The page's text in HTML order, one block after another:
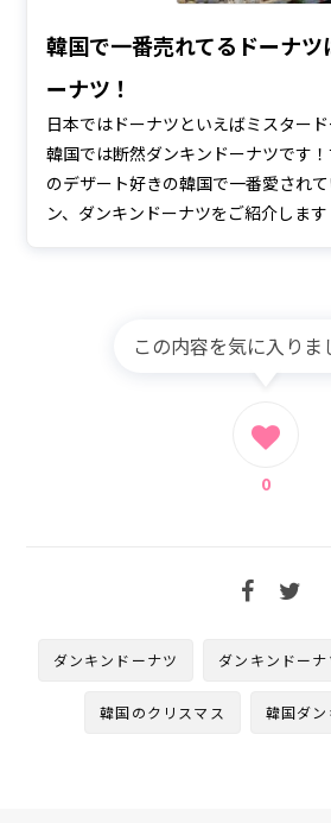
韓国で一番売れてるドーナツ
ーナツ！
日本ではドーナツといえばミスター
韓国では断然ダンキンドーナツです
のデザート好きの韓国で一番愛され
ン、ダンキンドーナツをご紹介します
ダンキンドーナツ ダンキンドー
韓国のクリスマス 韓国ダ
この内容を気に入りま
0